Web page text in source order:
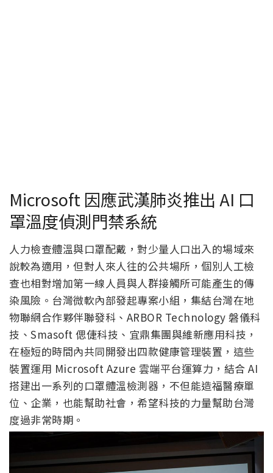
Microsoft 因應武漢肺炎推出 AI 口
罩溫度偵測門禁系統
人力檢查體溫與口罩配戴，對少量人口出入的場域來
說較為適用，但對人來人往的公共場所，個別人工檢
查也相對增加第一線人員與人群接觸所可能產生的傳
染風險。台灣微軟內部發起專案小組，集結台灣在地
物聯網合作夥伴聯發科、ARBOR Technology 磐儀科
技、Smasoft 偲倢科技、宜鼎集團與維新應用科技，
在極短的時間內共同開發出四款健康管理裝置，這些
裝置運用 Microsoft Azure 雲端平台運算力，結合 AI
搭建出一系列的口罩體溫檢測器，不但能造福醫療單
位、企業，也能幫助社會，希望科技的力量幫助台灣
度過非常時期。